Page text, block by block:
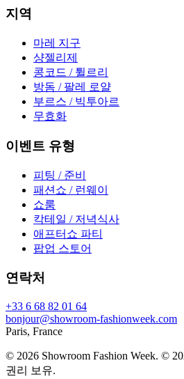
지역
마레 지구
샹젤리제
콩코드 / 튈르리
방돔 / 팔레 로얄
부르스 / 빅투아르
무효화
이벤트 유형
피팅 / 준비
패션쇼 / 런웨이
쇼룸
칵테일 / 저녁식사
애프터쇼 파티
팝업 스토어
연락처
+33 6 68 82 01 64
bonjour@showroom-fashionweek.com
Paris, France
© 2026 Showroom Fashion Week. ©
권리 보유.